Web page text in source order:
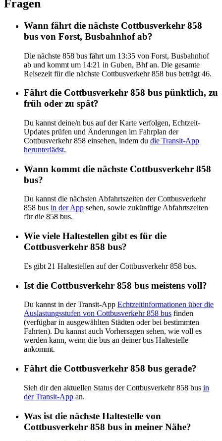
Fragen
Wann fährt die nächste Cottbusverkehr 858
bus von Forst, Busbahnhof ab?
Die nächste 858 bus fährt um 13:35 von Forst, Busbahnhof
ab und kommt um 14:21 in Guben, Bhf an. Die gesamte
Reisezeit für die nächste Cottbusverkehr 858 bus beträgt 46.
Fährt die Cottbusverkehr 858 bus pünktlich, zu
früh oder zu spät?
Du kannst deine/n bus auf der Karte verfolgen, Echtzeit-
Updates prüfen und Änderungen im Fahrplan der
Cottbusverkehr 858 einsehen, indem du die Transit-App
herunterlädst.
Wann kommt die nächste Cottbusverkehr 858
bus?
Du kannst die nächsten Abfahrtszeiten der Cottbusverkehr
858 bus in der App sehen, sowie zukünftige Abfahrtszeiten
für die 858 bus.
Wie viele Haltestellen gibt es für die
Cottbusverkehr 858 bus?
Es gibt 21 Haltestellen auf der Cottbusverkehr 858 bus.
Ist die Cottbusverkehr 858 bus meistens voll?
Du kannst in der Transit-App Echtzeitinformationen über die
Auslastungsstufen von Cottbusverkehr 858 bus finden
(verfügbar in ausgewählten Städten oder bei bestimmten
Fahrten). Du kannst auch Vorhersagen sehen, wie voll es
werden kann, wenn die bus an deiner bus Haltestelle
ankommt.
Fährt die Cottbusverkehr 858 bus gerade?
Sieh dir den aktuellen Status der Cottbusverkehr 858 bus in
der Transit-App an.
Was ist die nächste Haltestelle von
Cottbusverkehr 858 bus in meiner Nähe?